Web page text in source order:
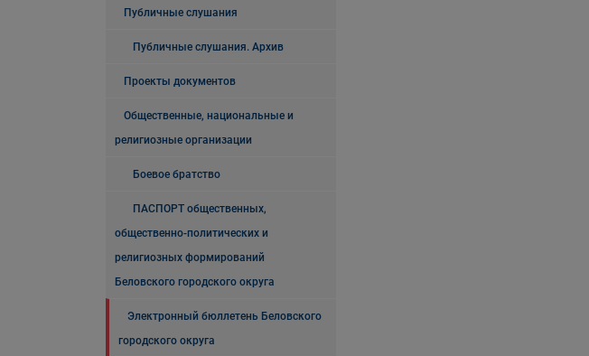
Публичные слушания
Публичные слушания. Архив
Проекты документов
Общественные, национальные и
религиозные организации
Боевое братство
ПАСПОРТ общественных,
общественно-политических и
религиозных формирований
Беловского городского округа
Электронный бюллетень Беловского
городского округа